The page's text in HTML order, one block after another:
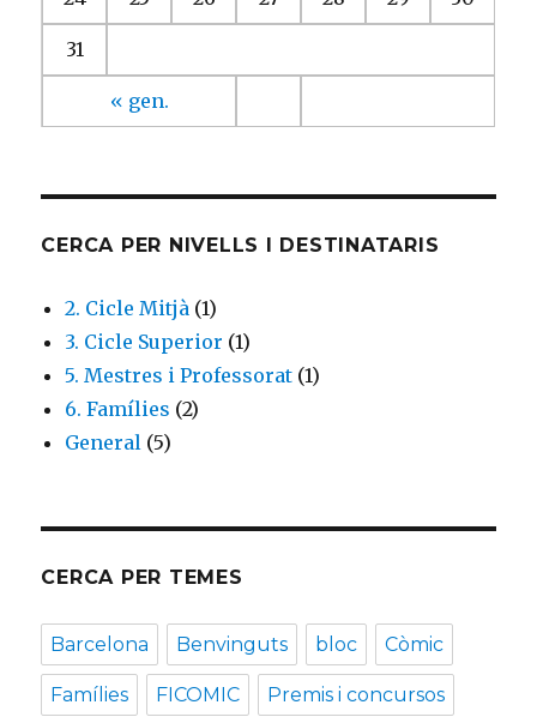
« gen.
31
CERCA PER NIVELLS I DESTINATARIS
2. Cicle Mitjà (1)
3. Cicle Superior (1)
5. Mestres i Professorat (1)
6. Famílies (2)
General (5)
CERCA PER TEMES
Barcelona Benvinguts bloc Còmic
Famílies FICOMIC Premis i concursos